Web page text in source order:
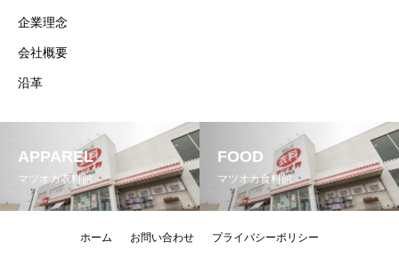
企業理念
会社概要
沿革
APPAREL
マツオカ衣料館
FOOD
マツオカ食料館
ホーム お問い合わせ プライバシーポリシー